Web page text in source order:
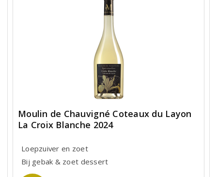
Moulin de Chauvigné Coteaux du Layon
La Croix Blanche 2024
Loepzuiver en zoet
Bij gebak & zoet dessert